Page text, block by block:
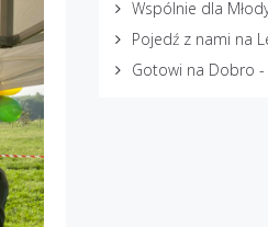
Wspólnie dla
Pojedź z nami na
Gotowi na Dobro